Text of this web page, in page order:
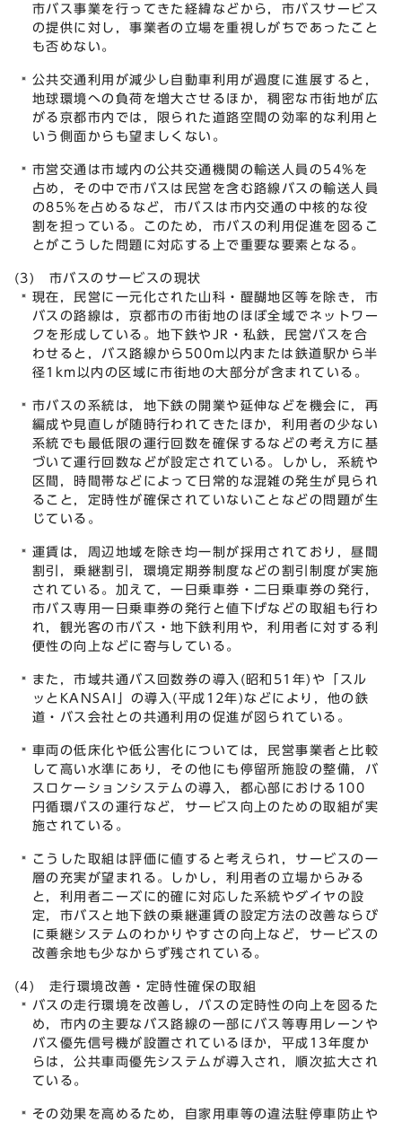
市バス事業を行ってきた経緯などから，市バスサービス
の提供に対し，事業者の立場を重視しがちであったこと
も否めない。
公共交通利用が減少し自動車利用が過度に進展すると，
地球環境への負荷を増大させるほか，稠密な市街地が広
がる京都市内では，限られた道路空間の効率的な利用と
いう側面からも望ましくない。
市営交通は市域内の公共交通機関の輸送人員の54%を
占め，その中で市バスは民営を含む路線バスの輸送人員
の85%を占めるなど，市バスは市内交通の中核的な役
割を担っている。このため，市バスの利用促進を図るこ
とがこうした問題に対応する上で重要な要素となる。
(3) 市バスのサービスの現状
現在，民営に一元化された山科・醍醐地区等を除き，市
バスの路線は，京都市の市街地のほぼ全域でネットワー
クを形成している。地下鉄やJR・私鉄，民営バスを合
わせると，バス路線から500m以内または鉄道駅から半
径1km以内の区域に市街地の大部分が含まれている。
市バスの系統は，地下鉄の開業や延伸などを機会に，再
編成や見直しが随時行われてきたほか，利用者の少ない
系統でも最低限の運行回数を確保するなどの考え方に基
づいて運行回数などが設定されている。しかし，系統や
区間，時間帯などによって日常的な混雑の発生が見られ
ること，定時性が確保されていないことなどの問題が生
じている。
運賃は，周辺地域を除き均一制が採用されており，昼間
割引，乗継割引，環境定期券制度などの割引制度が実施
されている。加えて，一日乗車券・二日乗車券の発行，
市バス専用一日乗車券の発行と値下げなどの取組も行わ
れ，観光客の市バス・地下鉄利用や，利用者に対する利
便性の向上などに寄与している。
また，市域共通バス回数券の導入(昭和51年)や「スル
ッとKANSAI」の導入(平成12年)などにより，他の鉄
道・バス会社との共通利用の促進が図られている。
車両の低床化や低公害化については，民営事業者と比較
して高い水準にあり，その他にも停留所施設の整備，バ
スロケーションシステムの導入，都心部における100
円循環バスの運行など，サービス向上のための取組が実
施されている。
こうした取組は評価に値すると考えられ，サービスの一
層の充実が望まれる。しかし，利用者の立場からみる
と，利用者ニーズに的確に対応した系統やダイヤの設
定，市バスと地下鉄の乗継運賃の設定方法の改善ならび
に乗継システムのわかりやすさの向上など，サービスの
改善余地も少なからず残されている。
(4) 走行環境改善・定時性確保の取組
バスの走行環境を改善し，バスの定時性の向上を図るた
め，市内の主要なバス路線の一部にバス等専用レーンや
バス優先信号機が設置されているほか，平成13年度か
らは，公共車両優先システムが導入され，順次拡大され
ている。
その効果を高めるため，自家用車等の違法駐停車防止や